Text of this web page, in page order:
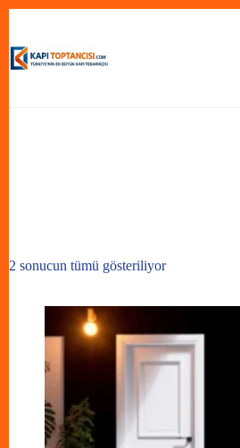
content
2 sonucun tümü gösteriliyor